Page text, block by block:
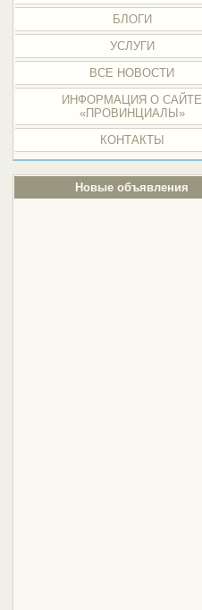
БЛОГИ
УСЛУГИ
ВСЕ НОВОСТИ
ИНФОРМАЦИЯ О САЙТЕ
«ПРОВИНЦИАЛЫ»
КОНТАКТЫ
Новые объявления